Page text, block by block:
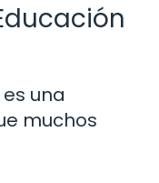
una
muchos